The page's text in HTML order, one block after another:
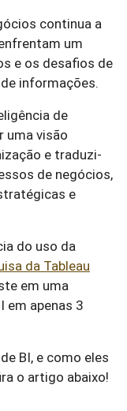
continua a
um
e os desafios de
informações.
de
uma visão
e traduzi-
de negócios,
e
do uso da
da Tableau
em uma
em apenas 3
BI, e como eles
o artigo abaixo!